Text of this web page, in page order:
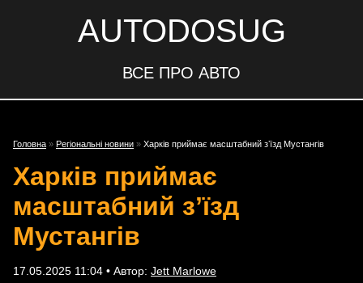
AUTODOSUG
ВСЕ ПРО АВТО
Головна » Регіональні новини » Харків приймає масштабний зʼїзд Мустангів
Харків приймає
масштабний зʼїзд
Мустангів
17.05.2025 11:04 • Автор: Jett Marlowe